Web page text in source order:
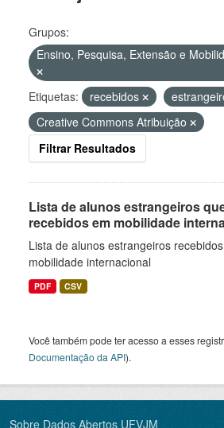
Grupos:
Ensino, Pesquisa, Extensão e
Etiquetas: recebidos
Creative Commons Atribuição
Filtrar Resultados
Lista de alunos estrangeiros
recebidos em mobilidade
Lista de alunos estrangeiros
mobilidade internacional
PDF CSV
Você também pode ter acesso a esses
Documentação da API).
Sobre Dados Abertos UFVJM